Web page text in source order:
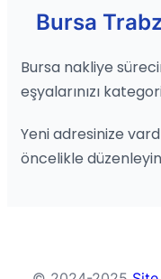
Bursa
Bursa nakliye
eşyalarınızı
Yeni adresinize
öncelikle